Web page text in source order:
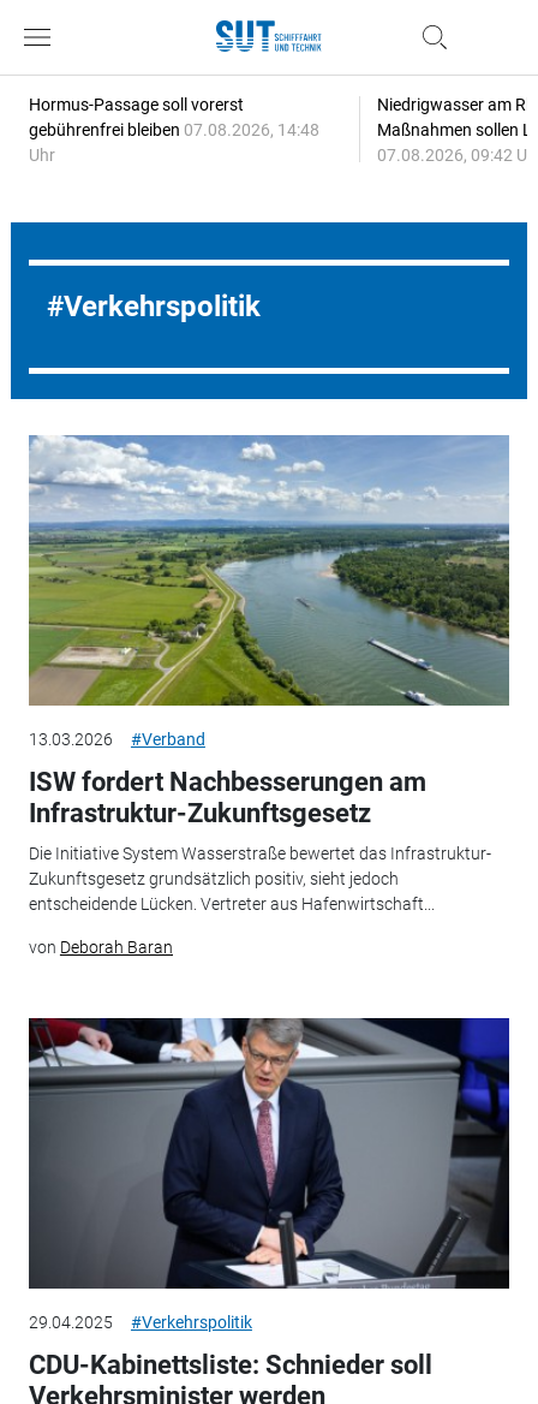
Hormus-Passage soll vorerst
gebührenfrei bleiben 07.08.2026, 14:48
Uhr
Niedrigwasser am
Maßnahmen sollen
07.08.2026, 09:42
Verkehrspolitik
13.03.2026 #Verband
ISW fordert Nachbesserungen am
Infrastruktur-Zukunftsgesetz
Die Initiative System Wasserstraße bewertet das Infrastruktur-
Zukunftsgesetz grundsätzlich positiv, sieht jedoch
entscheidende Lücken. Vertreter aus Hafenwirtschaft...
von Deborah Baran
29.04.2025 #Verkehrspolitik
CDU-Kabinettsliste: Schnieder soll
Verkehrsminister werden